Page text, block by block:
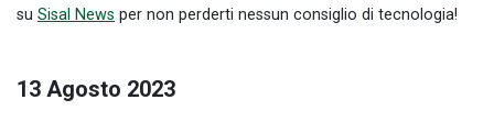
su Sisal News per non perderti nessun consiglio di tecnologia!
13 Agosto 2023